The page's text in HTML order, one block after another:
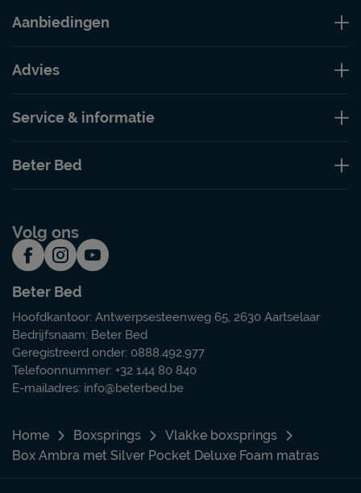
Aanbiedingen
Advies
Service & informatie
Beter Bed
Volg ons
Beter Bed
Hoofdkantoor: Antwerpsesteenweg 65, 2630 Aartselaar
Bedrijfsnaam: Beter Bed
Geregistreerd onder: 0888.492.977
Telefoonnummer: +32 144 80 840
E-mailadres: info@beterbed.be
Home Boxsprings
Vlakke boxsprings
Box Ambra met Silver Pocket Deluxe Foam matras